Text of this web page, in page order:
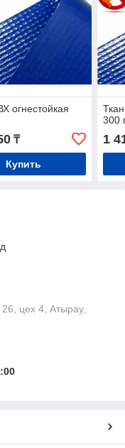
огнестойкая
₸
Купить
300
1
цех 4, Атырау,